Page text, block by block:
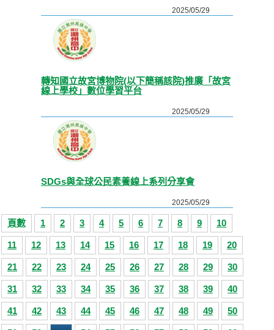
2025/05/29
轉知國立故宮博物院(以下簡稱該院)推廣「故宮
線上學校」數位學習平台
2025/05/29
SDGs與全球公民素養線上系列分享會
2025/05/29
頁數 1 2 3 4 5 6 7 8 9 10
11 12 13 14 15 16 17 18 19 20
21 22 23 24 25 26 27 28 29 30
31 32 33 34 35 36 37 38 39 40
41 42 43 44 45 46 47 48 49 50